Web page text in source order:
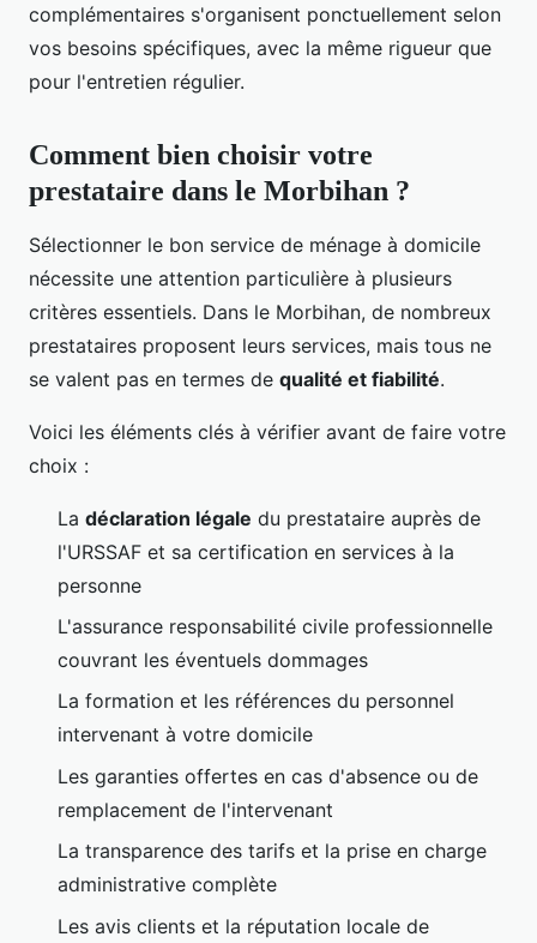
complémentaires s'organisent ponctuellement selon
vos besoins spécifiques, avec la même rigueur que
pour l'entretien régulier.
Comment bien choisir votre
prestataire dans le Morbihan ?
Sélectionner le bon service de ménage à domicile
nécessite une attention particulière à plusieurs
critères essentiels. Dans le Morbihan, de nombreux
prestataires proposent leurs services, mais tous ne
se valent pas en termes de qualité et fiabilité.
Voici les éléments clés à vérifier avant de faire votre
choix :
La déclaration légale du prestataire auprès de
l'URSSAF et sa certification en services à la
personne
L'assurance responsabilité civile professionnelle
couvrant les éventuels dommages
La formation et les références du personnel
intervenant à votre domicile
Les garanties offertes en cas d'absence ou de
remplacement de l'intervenant
La transparence des tarifs et la prise en charge
administrative complète
Les avis clients et la réputation locale de